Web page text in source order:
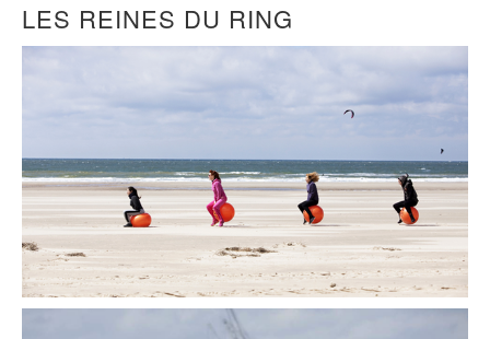
LES REINES DU RING